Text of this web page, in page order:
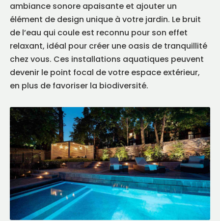
ambiance sonore apaisante et ajouter un
élément de design unique à votre jardin. Le bruit
de l’eau qui coule est reconnu pour son effet
relaxant, idéal pour créer une oasis de tranquillité
chez vous. Ces installations aquatiques peuvent
devenir le point focal de votre espace extérieur,
en plus de favoriser la biodiversité.